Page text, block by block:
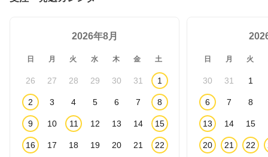
2026年8月
日 月 火 水 木 金 土
26 27 28 29 30 31 1
2 3 4 5 6 7 8
9 10 11 12 13 14 15
16 17 18 19 20 21 22
日 月 火
30 31 1
6 7 8
13 14 15
20 21 22